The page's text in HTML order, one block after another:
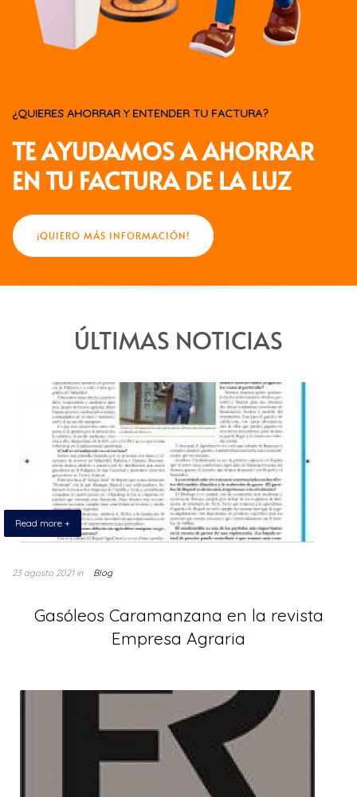
¿QUIERES AHORRAR Y ENTENDER TU FACTURA?
TE AYUDAMOS A AHORRAR
EN TU FACTURA DE LA LUZ
¡QUIERO MÁS INFORMACIÓN!
ÚLTIMAS NOTICIAS
Read more +
23 agosto 2021 in Blog
Gasóleos Caramanzana en la revista
Empresa Agraria